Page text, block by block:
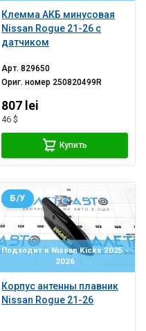
Клемма АКБ минусовая
Nissan Rogue 21-26 с
датчиком
Арт.829650
Ориг. номер 250820499R
807 lei
46 $
Купить
Подходит к Nissan Kicks 2025 -
2026
Корпус антенны плавник
Nissan Rogue 21-26
Б/У